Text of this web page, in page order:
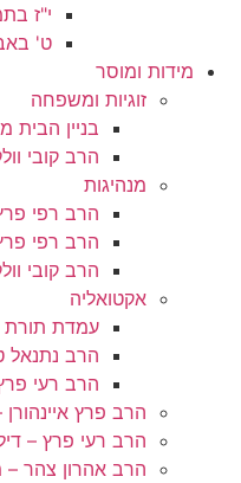
י"ז
ט'
מידות ומוסר
זוגיות ומשפחה
בניין הבית
הרב קובי
מנהיגות
הרב רפי
הרב רפי
הרב קובי
אקטואליה
עמדת תורת
הרב נתנאל
הרב רעי
הרב פרץ איינהורן
הרב רעי פרץ –
הרב אהרון צהר –